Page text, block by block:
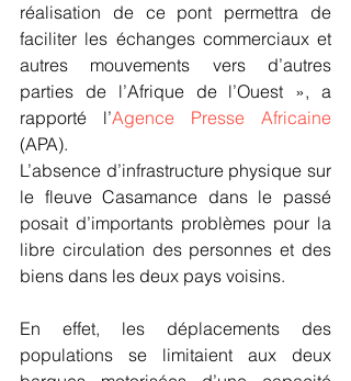
réalisation de ce pont permettra de
faciliter les échanges commerciaux et
autres mouvements vers d’autres
parties de l’Afrique de l’Ouest », a
rapporté l’Agence Presse Africaine
(APA).
L’absence d’infrastructure physique sur
le fleuve Casamance dans le passé
posait d’importants problèmes pour la
libre circulation des personnes et des
biens dans les deux pays voisins.
En effet, les déplacements des
populations se limitaient aux deux